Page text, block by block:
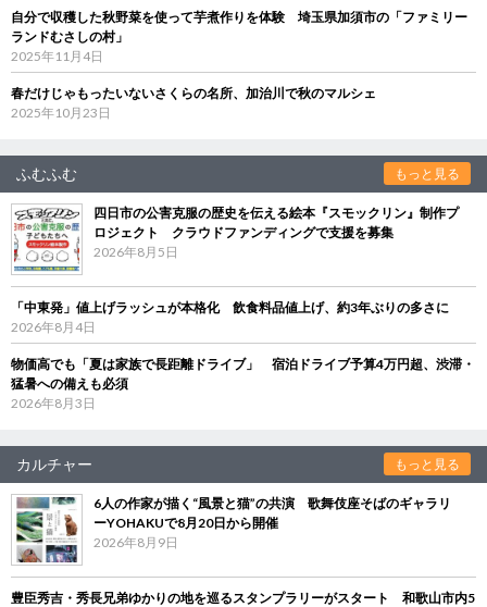
自分で収穫した秋野菜を使って芋煮作りを体験 埼玉県加須市の「ファミリー
ランドむさしの村」
2025年11月4日
春だけじゃもったいないさくらの名所、加治川で秋のマルシェ
2025年10月23日
ふむふむ もっと見る
四日市の公害克服の歴史を伝える絵本『スモックリン』制作プ
ロジェクト クラウドファンディングで支援を募集
2026年8月5日
「中東発」値上げラッシュが本格化 飲食料品値上げ、約3年ぶりの多さに
2026年8月4日
物価高でも「夏は家族で長距離ドライブ」 宿泊ドライブ予算4万円超、渋滞・
猛暑への備えも必須
2026年8月3日
カルチャー もっと見る
6人の作家が描く“風景と猫”の共演 歌舞伎座そばのギャラリ
ーYOHAKUで8月20日から開催
2026年8月9日
豊臣秀吉・秀長兄弟ゆかりの地を巡るスタンプラリーがスタート 和歌山市内5